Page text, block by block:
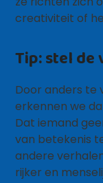
creativiteit of
Tip: stel de
Door anders te
erkennen we
Dat iemand
van betekenis
andere
rijker en